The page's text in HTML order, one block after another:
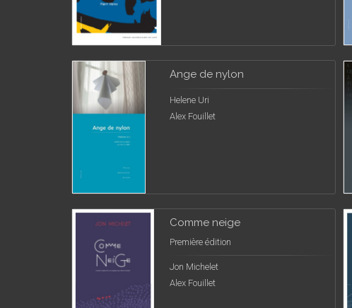
Ange de nylon
Helene Uri
Alex Fouillet
Comme neige
Première édition
Jon Michelet
Alex Fouillet